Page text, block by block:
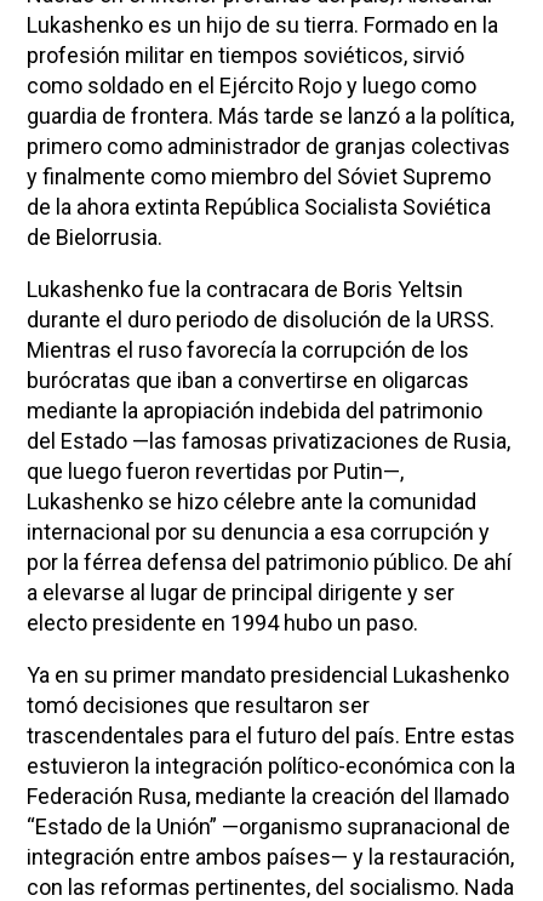
Lukashenko es un hijo de su tierra. Formado en la
profesión militar en tiempos soviéticos, sirvió
como soldado en el Ejército Rojo y luego como
guardia de frontera. Más tarde se lanzó a la política,
primero como administrador de granjas colectivas
y finalmente como miembro del Sóviet Supremo
de la ahora extinta República Socialista Soviética
de Bielorrusia.
Lukashenko fue la contracara de Boris Yeltsin
durante el duro periodo de disolución de la URSS.
Mientras el ruso favorecía la corrupción de los
burócratas que iban a convertirse en oligarcas
mediante la apropiación indebida del patrimonio
del Estado —las famosas privatizaciones de Rusia,
que luego fueron revertidas por Putin—,
Lukashenko se hizo célebre ante la comunidad
internacional por su denuncia a esa corrupción y
por la férrea defensa del patrimonio público. De ahí
a elevarse al lugar de principal dirigente y ser
electo presidente en 1994 hubo un paso.
Ya en su primer mandato presidencial Lukashenko
tomó decisiones que resultaron ser
trascendentales para el futuro del país. Entre estas
estuvieron la integración político-económica con la
Federación Rusa, mediante la creación del llamado
“Estado de la Unión” —organismo supranacional de
integración entre ambos países— y la restauración,
con las reformas pertinentes, del socialismo. Nada